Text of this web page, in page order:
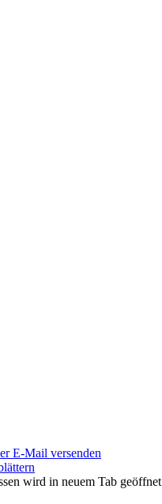
E-Mail versenden
wird in neuem Tab geöffnet